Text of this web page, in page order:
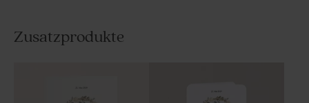
Zusatzprodukte